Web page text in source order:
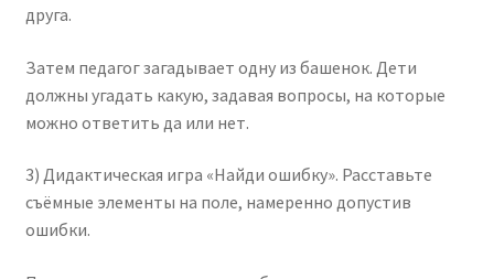
друга.
Затем педагог загадывает одну из башенок. Дети
должны угадать какую, задавая вопросы, на которые
можно ответить да или нет.
3) Дидактическая игра «Найди ошибку». Расставьте
съёмные элементы на поле, намеренно допустив
ошибки.